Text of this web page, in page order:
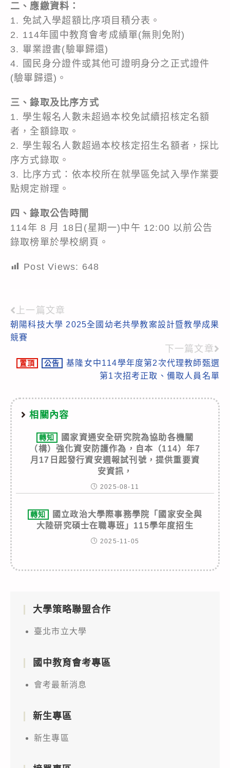
二、應繳資料：
1. 免試入學超額比序項目積分表。
2. 114年國中教育會考成績單(無則免附)
3. 畢業證書(驗畢歸還)
4. 國民身分證件或其他可證明身分之正式證件
(驗畢歸還)。
三、錄取及比序方式
1. 學生報名人數未超過本校免試續招核定名額
者，全額錄取。
2. 學生報名人數超過本校核定招生名額者，採比
序方式錄取。
3. 比序方式：依本校所在就學區免試入學作業要
點規定辦理。
四、錄取公告時間
114年 8 月 18日(星期一)中午 12:00 以前公告
錄取榜單於學校網頁。
Post Views: 648
Read
more
上一篇文章
朝陽科技大學 2025全國幼老共學教案設計暨教學成果
競賽
下一篇文章
置頂 公告
基隆女中114學年度第2次代理教師甄選
第1次招考正取、備取人員名單
相關內容
轉知
國家資通安全研究院為協助各機關
（構）強化資安防護作為，自本（114）年7
月17日起發行資安週報試刊號，提供重要資
安資訊，
2025-08-11
轉知
國立政治大學際事務學院「國家安全與
大陸研究碩士在職專班」115學年度招生
2025-11-05
大學策略聯盟合作
臺北市立大學
國中教育會考專區
會考最新消息
新生專區
新生專區